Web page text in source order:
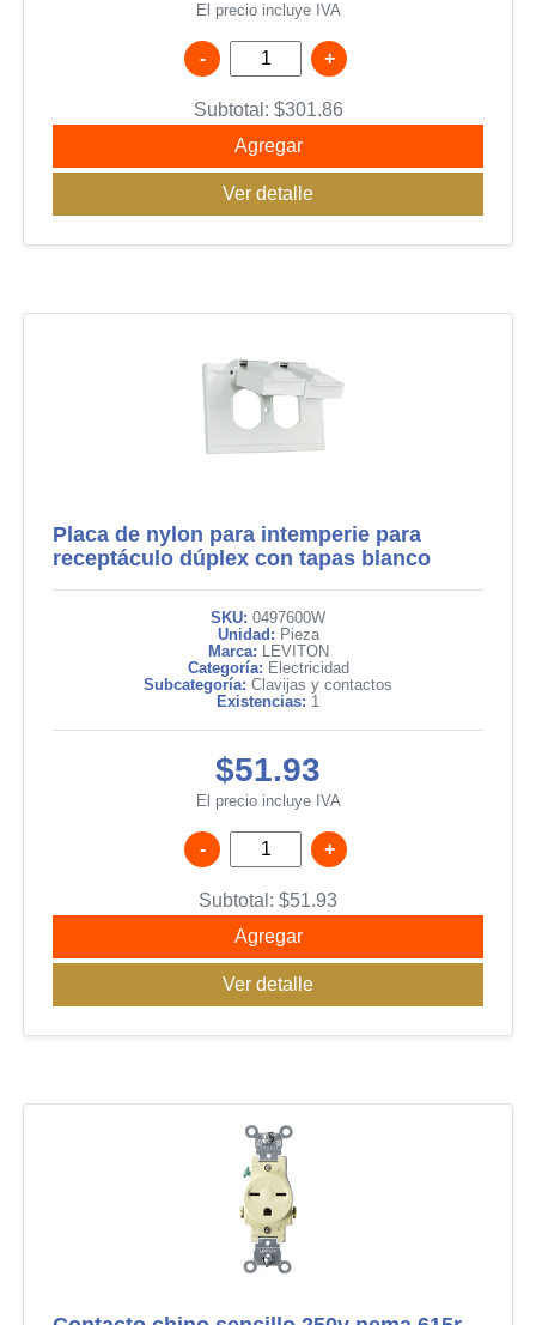
El precio incluye IVA
- +
Subtotal: $301.86
Agregar
Ver detalle
Placa de nylon para intemperie para
receptáculo dúplex con tapas blanco
SKU: 0497600W
Unidad: Pieza
Marca: LEVITON
Categoría: Electricidad
Subcategoría: Clavijas y contactos
Existencias: 1
$51.93
El precio incluye IVA
- +
Subtotal: $51.93
Agregar
Ver detalle